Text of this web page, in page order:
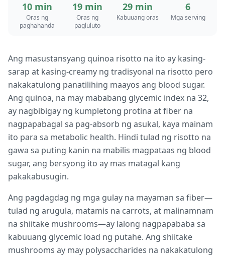
10 min
Oras ng
paghahanda
19 min
Oras ng
pagluluto
29 min
Kabuuang oras
6
Mga serving
Ang masustansyang quinoa risotto na ito ay kasing-
sarap at kasing-creamy ng tradisyonal na risotto pero
nakakatulong panatilihing maayos ang blood sugar.
Ang quinoa, na may mababang glycemic index na 32,
ay nagbibigay ng kumpletong protina at fiber na
nagpapabagal sa pag-absorb ng asukal, kaya mainam
ito para sa metabolic health. Hindi tulad ng risotto na
gawa sa puting kanin na mabilis magpataas ng blood
sugar, ang bersyong ito ay mas matagal kang
pakakabusugin.
Ang pagdagdag ng mga gulay na mayaman sa fiber—
tulad ng arugula, matamis na carrots, at malinamnam
na shiitake mushrooms—ay lalong nagpapababa sa
kabuuang glycemic load ng putahe. Ang shiitake
mushrooms ay may polysaccharides na nakakatulong